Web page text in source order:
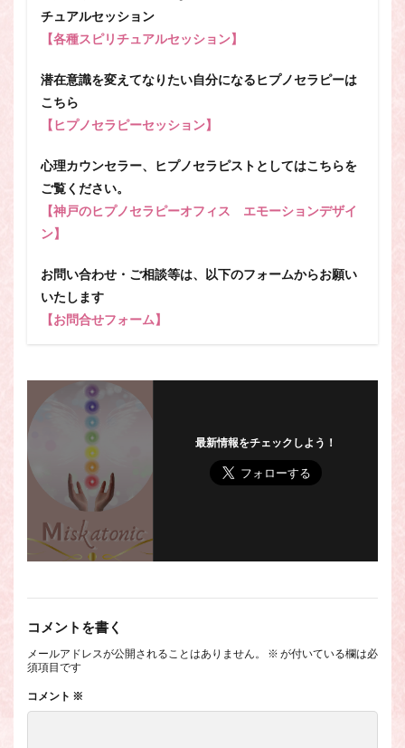
チュアルセッション
【各種スピリチュアルセッション】
潜在意識を変えてなりたい自分になるヒプノセラピーは
こちら
【ヒプノセラピーセッション】
心理カウンセラー、ヒプノセラピストとしてはこちらを
ご覧ください。
【神戸のヒプノセラピーオフィス エモーションデザイ
ン】
お問い合わせ・ご相談等は、以下のフォームからお願い
いたします
【お問合せフォーム】
最新情報をチェックしよう！
コメントを書く
メールアドレスが公開されることはありません。 ※ が付いている欄は必
須項目です
コメント ※